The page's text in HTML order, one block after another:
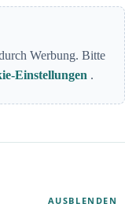
Werbung. Bitte
Einstellungen .
AUSBLENDEN